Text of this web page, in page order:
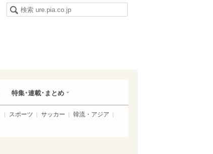
特集･連載･まとめ
スポーツ サッカー
韓流・アジア